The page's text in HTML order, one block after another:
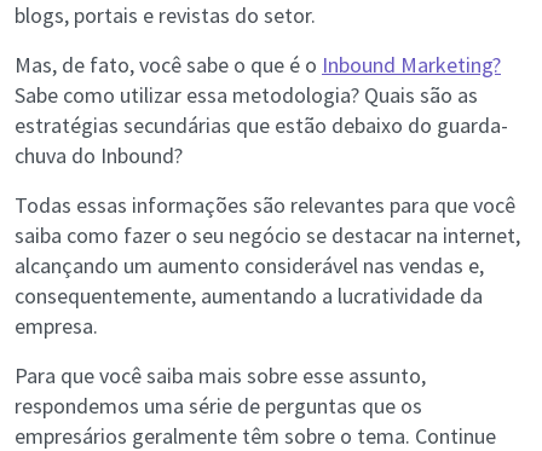
blogs, portais e revistas do setor.
Mas, de fato, você sabe o que é o Inbound Marketing?
Sabe como utilizar essa metodologia? Quais são as
estratégias secundárias que estão debaixo do guarda-
chuva do Inbound?
Todas essas informações são relevantes para que você
saiba como fazer o seu negócio se destacar na internet,
alcançando um aumento considerável nas vendas e,
consequentemente, aumentando a lucratividade da
empresa.
Para que você saiba mais sobre esse assunto,
respondemos uma série de perguntas que os
empresários geralmente têm sobre o tema. Continue